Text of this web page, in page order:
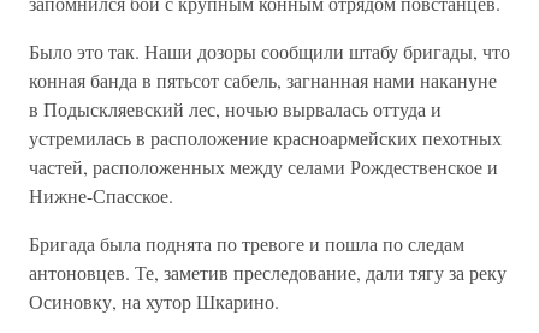
Было это так. Наши дозоры сообщили штабу бригады, что
конная банда в пятьсот сабель, загнанная нами накануне
в Подыскляевский лес, ночью вырвалась оттуда и
устремилась в расположение красноармейских пехотных
частей, расположенных между селами Рождественское и
Нижне-Спасское.
Бригада была поднята по тревоге и пошла по следам
антоновцев. Те, заметив преследование, дали тягу за реку
Осиновку, на хутор Шкарино.